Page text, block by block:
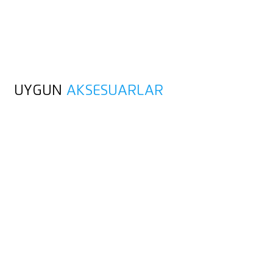
UYGUN AKSESUARLAR